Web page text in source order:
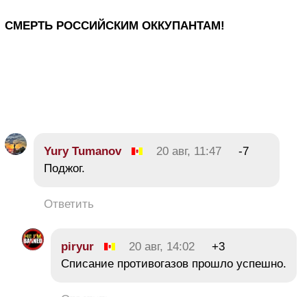
СМЕРТЬ РОССИЙСКИМ ОККУПАНТАМ!
Yury Tumanov 20 авг, 11:47
-7
Поджог.
Ответить
piryur 20 авг, 14:02
+3
Списание противогазов прошло успешно.